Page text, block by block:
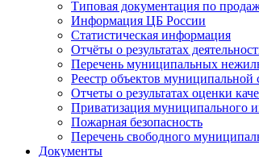
Типовая документация по
Информация ЦБ России
Статистическая информация
Отчёты о результатах
Перечень муниципальных
Реестр объектов муниципальной
Отчеты о результатах оценки
Приватизация муниципального
Пожарная безопасность
Перечень свободного
Документы